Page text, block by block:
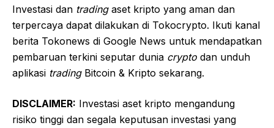
Investasi dan tradingaset kripto yang aman dan
terpercaya dapat dilakukan di Tokocrypto. Ikuti kanal
berita Tokonews di Google News untuk mendapatkan
pembaruan terkini seputar dunia crypto dan unduh
aplikasi tradingBitcoin & Kripto sekarang.
DISCLAIMER: Investasi aset kripto mengandung
risiko tinggi dan segala keputusan investasi yang